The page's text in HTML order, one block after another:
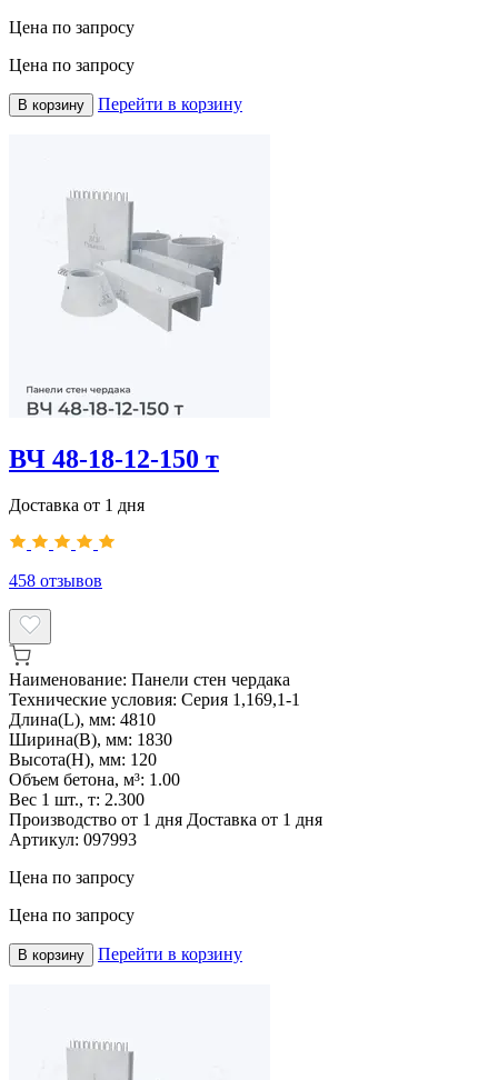
Цена по запросу
Цена по запросу
В корзину Перейти в корзину
ВЧ 48-18-12-150 т
Доставка от 1 дня
458 отзывов
Наименование: Панели стен чердака
Технические условия: Серия 1,169,1-1
Длина(L), мм: 4810
Ширина(B), мм: 1830
Высота(H), мм: 120
Объем бетона, м³: 1.00
Вес 1 шт., т: 2.300
Производство от 1 дня Доставка от 1 дня
Артикул: 097993
Цена по запросу
Цена по запросу
В корзину Перейти в корзину